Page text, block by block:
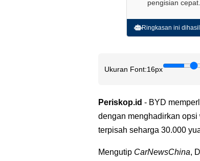
pengisian cepat.
Ringkasan ini
Ukuran Font:16px
Periskop.id - BYD
dengan menghadirkan
terpisah seharga 30.000
Mengutip CarNewsChina,